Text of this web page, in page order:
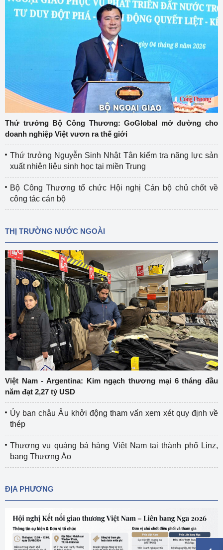
Thứ trưởng Bộ Công Thương: GoGlobal mở đường cho
doanh nghiệp Việt vươn ra thế giới
Thứ trưởng Nguyễn Sinh Nhật Tân kiểm tra năng lực sản
xuất nhiên liệu sinh học tại miền Trung
Bộ Công Thương tổ chức Hội nghị Cán bộ chủ chốt về
công tác cán bộ
THỊ TRƯỜNG NƯỚC NGOÀI
Việt Nam - Argentina: Kim ngạch thương mại 6 tháng đầu
năm đạt 2,27 tỷ USD
Ủy ban châu Âu khởi động tham vấn xem xét quy định về
thép
Thương vụ quảng bá hàng Việt Nam tại thành phố Linz,
bang Thượng Áo
ĐỊA PHƯƠNG